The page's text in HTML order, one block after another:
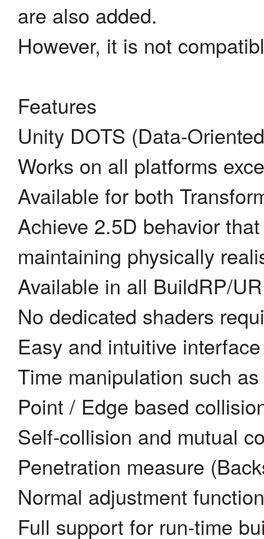
are also added.
However, it is not
Features
Unity DOTS (Data-
Works on all platforms
Available for both
Achieve 2.5D behavior
maintaining physically
Available in all BuildRP/
No dedicated shaders
Easy and intuitive
Time manipulation such
Point / Edge based
Self-collision and mutual
Penetration measure
Normal adjustment function
Full support for run-time